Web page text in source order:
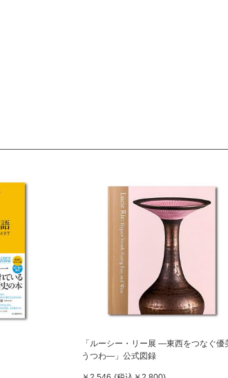
「ルーシー・リー展 ―東西をつなぐ優
うつわ―」公式図録